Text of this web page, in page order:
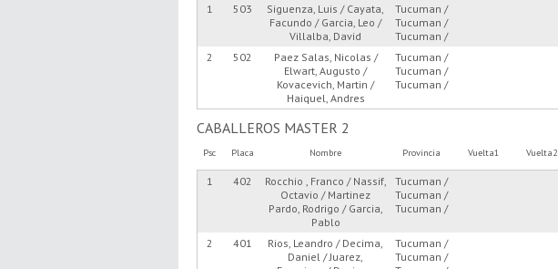
1 503
Siguenza, Luis / Cayata,
Facundo / Garcia, Leo /
Villalba, David
Tucuman /
Tucuman /
Tucuman /
2 502
Paez Salas, Nicolas /
Elwart, Augusto /
Kovacevich, Martin /
Haiquel, Andres
Tucuman /
Tucuman /
Tucuman /
CABALLEROS MASTER 2
Psc Placa Nombre Provincia Vuelta1 Vuelta2
1 402
Rocchio , Franco / Nassif,
Octavio / Martinez
Pardo, Rodrigo / Garcia,
Pablo
Tucuman /
Tucuman /
Tucuman /
2 401
Rios, Leandro / Decima,
Daniel / Juarez,
Tucuman /
Tucuman /